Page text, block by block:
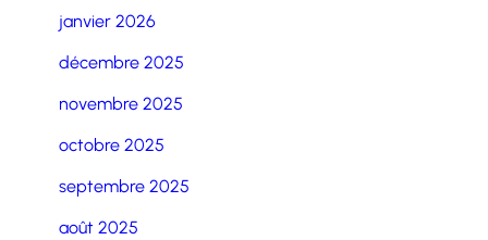
janvier 2026
décembre 2025
novembre 2025
octobre 2025
septembre 2025
août 2025